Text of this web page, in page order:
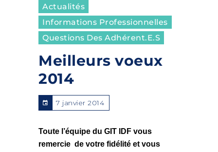
Actualités
Informations Professionnelles
Questions Des Adhérent.e.s
Meilleurs voeux
2014
7 janvier 2014
Toute l’équipe du GIT IDF vous
remercie de votre fidélité et vous